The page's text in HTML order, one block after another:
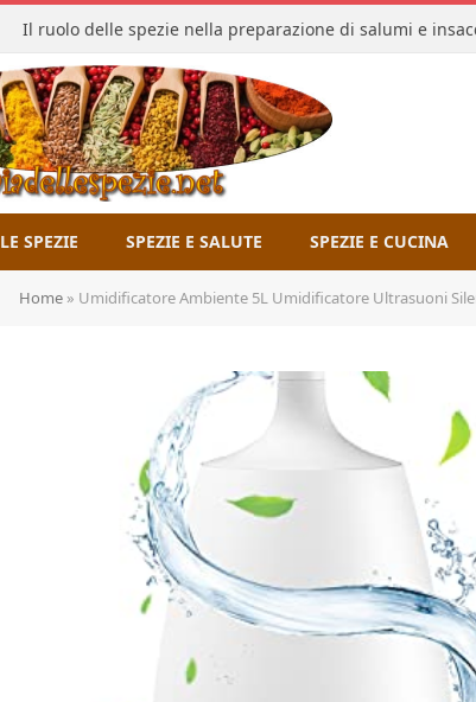
Il ruolo delle spezie nella preparazione di salumi e
LE SPEZIE SPEZIE E SALUTE SPEZIE E CUCINA
Home » Umidificatore Ambiente 5L Umidificatore Ultrasuoni Silenzioso per Bambini